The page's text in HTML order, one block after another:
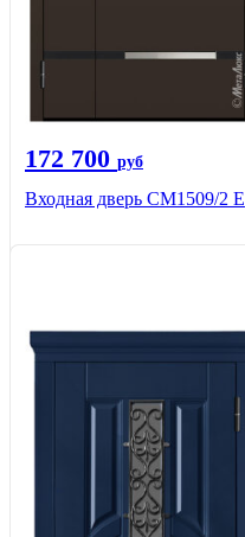
172 700 руб
Входная дверь CМ1509/2 Е